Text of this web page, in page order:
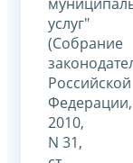
услуг"
(Собрание
Российской
Федерации,
2010,
N 31,